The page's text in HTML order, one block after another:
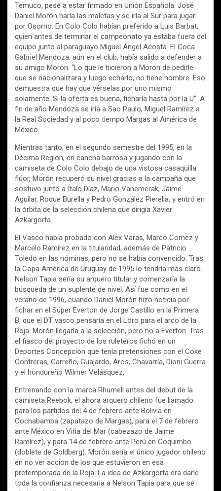
Temuco, pese a estar firmado en Unión Española. José
Daniel Morón haría las maletas y se iría al Sur para jugar
por Osorno. En Colo Colo habían preferido a Luis Barbat,
quien antes de terminar el campeonato ya estaba fuera del
equipo junto al paraguayo Miguel Ángel Acosta. El Coca
Gabriel Mendoza. aún en el club, había salido a defender a
su amigo Morón. “Lo que le hicieron a Morón de pedirle
que se nacionalizara y luego echarlo, no tiene nombre. Eso
demuestra que hay que vérselas por uno mismo
solamente. Si la oferta es buena, ficharía hasta por la U”. A
fin de año Mendoza se iría a Sao Paulo, Miguel Ramírez a
la Real Sociedad y al poco tiempo Margas al América de
México.
Mientras tanto, en el segundo semestre del 1995, en la
Décima Región, en cancha barrosa y jugando con la
camiseta de Colo Colo debajo de una vistosa casaquilla
flúor, Morón recuperó su nivel gracias a la campaña que
sostuvo junto a Ítalo Díaz, Mario Vanemerak, Jaime
Aguilar, Roque Burella y Pedro González Pierella, y entró en
la órbita de la selección chilena que dirigía Xavier
Azkargorta.
El Vasco había probado con Alex Varas, Marco Cornez y
Marcelo Ramírez en la titularidad, además de Patricio
Toledo en las nóminas, pero no se había convencido. Tras
la Copa América de Uruguay de 1995 lo tendría más claro.
Nelson Tapia sería su arquero titular y comenzaría la
búsqueda de un suplente de nivel. Así fue como en el
verano de 1996, cuando Daniel Morón hizo noticia por
fichar en el Súper Everton de Jorge Castillo en la Primera
B, que el DT vasco pensaría en el Loro para el arco de la
Roja. Morón llegaría a la selección, pero no a Everton. Tras
el fiasco del proyecto de los ruleteros fichó en un
Deportes Concepción que tenía pretensiones con el Coke
Contreras, Carreño, Guajardo, Aros, Chavarría, Dioni Guerra
y el hondureño Wilmer Velásquez,
Entrenando con la marca Rhumell antes del debut de la
camiseta Reebok, el ahora arquero chileno fue llamado
para los partidos del 4 de febrero ante Bolivia en
Cochabamba (zapatazo de Margas), para el 7 de febrero
ante México en Viña del Mar (cabezazo de Jaime
Ramírez), y para 14 de febrero ante Perú en Coquimbo
(doblete de Goldberg). Morón sería el único jugador chileno
en no ver acción de los que estuvieron en esa
pretemporada de la Roja. La idea de Azkargorta era darle
toda la confianza necesaria a Nelson Tapia para que se